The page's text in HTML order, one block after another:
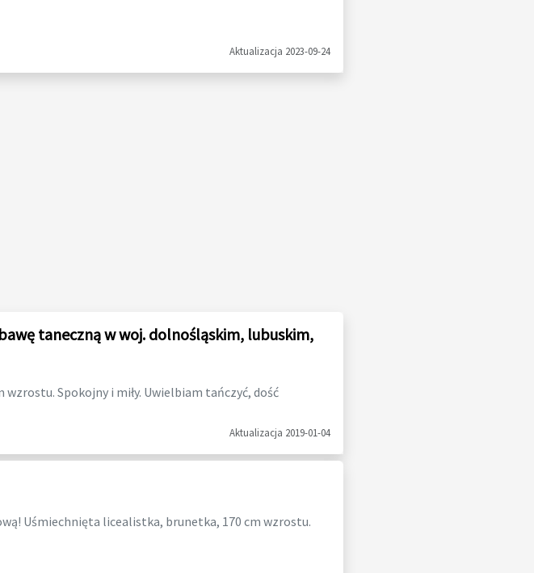
Aktualizacja 2023-09-24
taneczną w woj. dolnośląskim, lubuskim,
Spokojny i miły. Uwielbiam tańczyć, dość
Aktualizacja 2019-01-04
Uśmiechnięta licealistka, brunetka, 170 cm wzrostu.